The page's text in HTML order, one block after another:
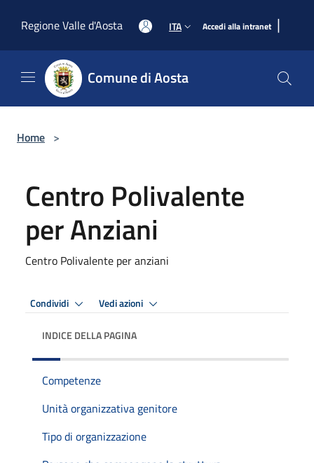
Regione Valle d'Aosta
ITA Accedi alla intranet |
Comune di Aosta
Home >
Centro Polivalente
per Anziani
Centro Polivalente per anziani
Condividi Vedi azioni
INDICE DELLA PAGINA
Competenze
Unità organizzativa genitore
Tipo di organizzazione